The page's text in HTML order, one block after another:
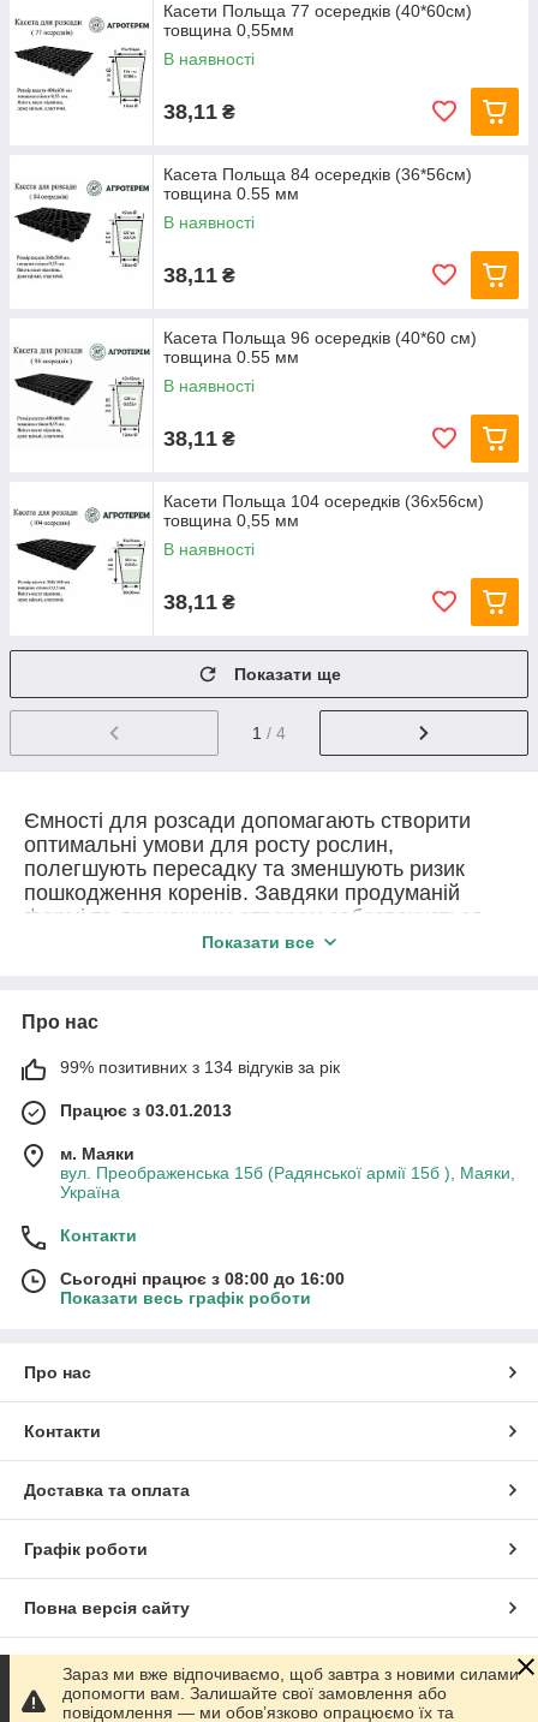
Касети Польща 77 осередків (40*60см)
товщина 0,55мм
В наявності
38,11 ₴
Касета Польща 84 осередків (36*56см)
товщина 0.55 мм
В наявності
38,11 ₴
Касета Польща 96 осередків (40*60 см)
товщина 0.55 мм
В наявності
38,11 ₴
Касети Польща 104 осередків (36х56см)
товщина 0,55 мм
В наявності
38,11 ₴
Показати ще
1 / 4
Ємності для розсади допомагають створити
оптимальні умови для росту рослин,
полегшують пересадку та зменшують ризик
пошкодження коренів. Завдяки продуманій
формі та дренажним отворам забезпечується
правильний водо- та повітрообмін.
ягід та декоративних рослин. Може
кокосовими сумішами та ґрунтами різного типу.
Показати все
Про нас
99% позитивних з 134 відгуків за рік
Працює з 03.01.2013
м. Маяки
вул. Преображенська 15б (Радянської армії 15б ), Маяки,
Україна
Контакти
Сьогодні працює з 08:00 до 16:00
Показати весь графік роботи
Про нас
Контакти
Доставка та оплата
Графік роботи
Повна версія сайту
Сайт створено на маркетплейсі Prom.ua
Зараз ми вже відпочиваємо, щоб завтра з новими силами
допомогти вам. Залишайте свої замовлення або
повідомлення — ми обов’язково опрацюємо їх та